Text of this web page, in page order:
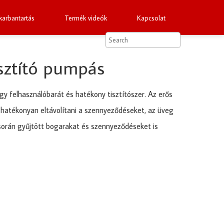
Termék videók Kapcsolat
pumpás
felhasználóbarát és hatékony tisztítószer. Az erős
eltávolítani a szennyeződéseket, az üveg
gyűjtött bogarakat és szennyeződéseket is